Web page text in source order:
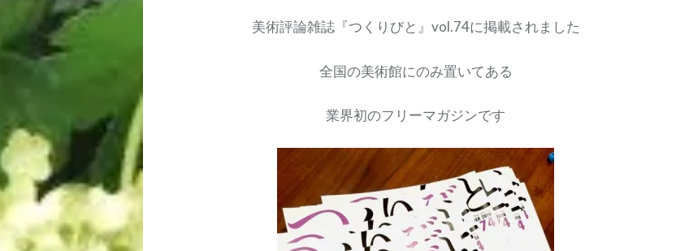
美術評論雑誌『つくりびと』vol.74に掲載されました
全国の美術館にのみ置いてある
業界初のフリーマガジンです